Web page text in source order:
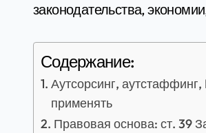
законодательства,
Содержание:
Аутсорсинг, аутстаффинг,
применять
Правовая основа: ст. 39